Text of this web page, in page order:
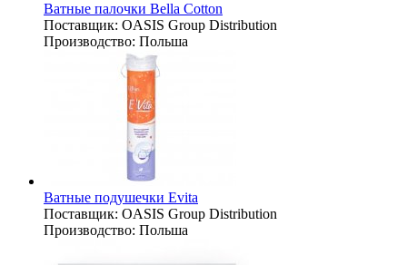
Ватные палочки Bella Cotton
Поставщик: OASIS Group Distribution
Производство: Польша
Ватные подушечки Evita
Поставщик: OASIS Group Distribution
Производство: Польша